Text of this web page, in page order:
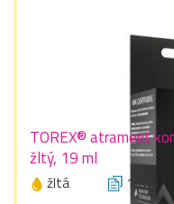
TOREX® atrament
žltý, 19 ml
žltá 19 ml